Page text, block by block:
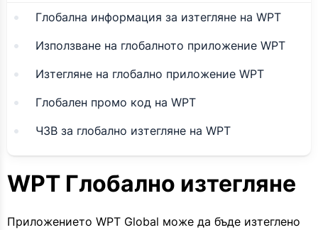
Глобална информация за изтегляне на WPT
Използване на глобалното приложение WPT
Изтегляне на глобално приложение WPT
Глобален промо код на WPT
ЧЗВ за глобално изтегляне на WPT
WPT Глобално изтегляне
Приложението WPT Global може да бъде изтеглено